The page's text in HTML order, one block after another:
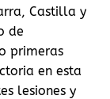
Castilla y
de
primeras
en esta
lesiones y